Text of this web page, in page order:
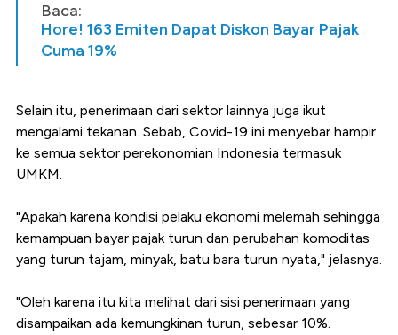
Baca:
Hore! 163 Emiten Dapat Diskon Bayar Pajak
Cuma 19%
Selain itu, penerimaan dari sektor lainnya juga ikut
mengalami tekanan. Sebab, Covid-19 ini menyebar hampir
ke semua sektor perekonomian Indonesia termasuk
UMKM.
"Apakah karena kondisi pelaku ekonomi melemah sehingga
kemampuan bayar pajak turun dan perubahan komoditas
yang turun tajam, minyak, batu bara turun nyata," jelasnya.
"Oleh karena itu kita melihat dari sisi penerimaan yang
disampaikan ada kemungkinan turun, sebesar 10%.